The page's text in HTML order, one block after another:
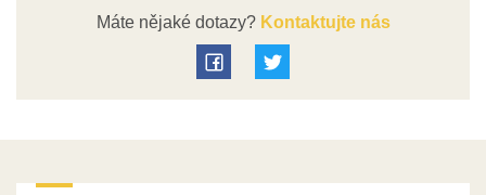
Máte nějaké dotazy?Kontaktujte nás